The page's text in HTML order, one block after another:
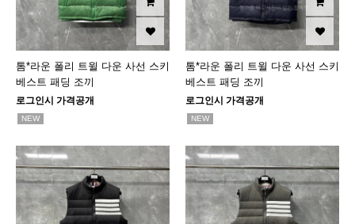
톰*라운 폴리 트윌 다운 사선 스키
베스트 패딩 조끼
로그인시 가격공개
NEW
톰*라운 폴리 트윌 다운 사선 스키
베스트 패딩 조끼
로그인시 가격공개
NEW